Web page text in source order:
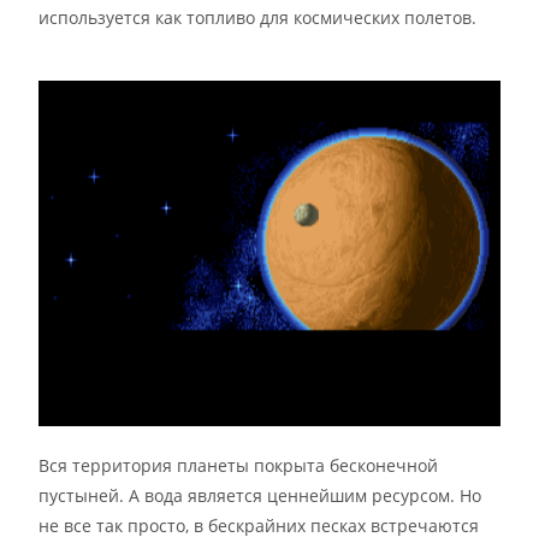
используется как топливо для космических полетов.
Вся территория планеты покрыта бесконечной
пустыней. А вода является ценнейшим ресурсом. Но
не все так просто, в бескрайних песках встречаются